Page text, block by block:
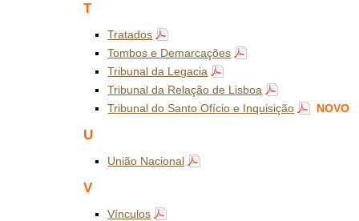
T
Tratados
Tombos e Demarcações
Tribunal da Legacia
Tribunal da Relação de Lisboa
Tribunal do Santo Ofício e Inquisição
NOVO
U
União Nacional
V
Vínculos